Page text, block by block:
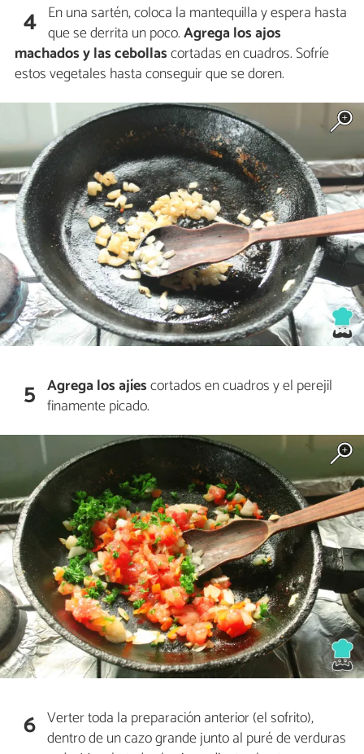
4 En una sartén, coloca la mantequilla y espera hasta
que se derrita un poco.Agrega los ajos
machados y las cebollascortadas en cuadros. Sofríe
estos vegetales hasta conseguir que se doren.
5 Agrega los ajíescortados en cuadros y el perejil
finamente picado.
6 Verter toda la preparación anterior (el sofrito),
dentro de un cazo grande junto al puré de verduras